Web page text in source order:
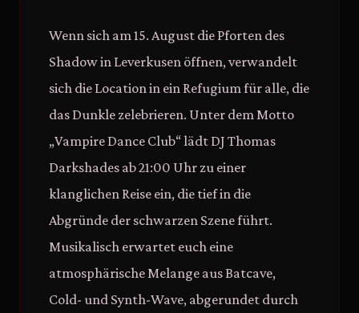
Wenn sich am 15. August die Pforten des
Shadow in Leverkusen öffnen, verwandelt
sich die Location in ein Refugium für alle, die
das Dunkle zelebrieren. Unter dem Motto
„Vampire Dance Club“ lädt DJ Thomas
Darkshades ab 21:00 Uhr zu einer
klanglichen Reise ein, die tief in die
Abgründe der schwarzen Szene führt.
Musikalisch erwartet euch eine
atmosphärische Melange aus Batcave,
Cold- und Synth-Wave, abgerundet durch